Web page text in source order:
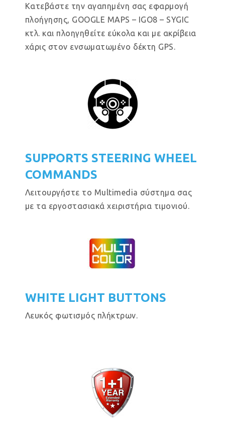
Κατεβάστε την αγαπημένη σας εφαρμογή
πλοήγησης, GOOGLE MAPS – IGO8 – SYGIC
κτλ. και πλοηγηθείτε εύκολα και με ακρίβεια
χάρις στον ενσωματωμένο δέκτη GPS.
SUPPORTS STEERING WHEEL
COMMANDS
Λειτουργήστε το Multimedia σύστημα σας
με τα εργοστασιακά χειριστήρια τιμονιού.
WHITE LIGHT BUTTONS
Λευκός φωτισμός πλήκτρων.